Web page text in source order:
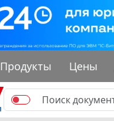
Продукты Цены